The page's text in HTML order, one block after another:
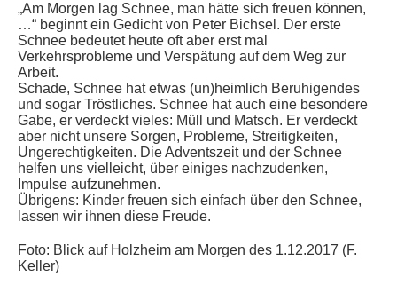
„Am Morgen lag Schnee, man hätte sich freuen können,
…“ beginnt ein Gedicht von Peter Bichsel. Der erste
Schnee bedeutet heute oft aber erst mal
Verkehrsprobleme und Verspätung auf dem Weg zur
Arbeit.
Schade, Schnee hat etwas (un)heimlich Beruhigendes
und sogar Tröstliches. Schnee hat auch eine besondere
Gabe, er verdeckt vieles: Müll und Matsch. Er verdeckt
aber nicht unsere Sorgen, Probleme, Streitigkeiten,
Ungerechtigkeiten. Die Adventszeit und der Schnee
helfen uns vielleicht, über einiges nachzudenken,
Impulse aufzunehmen.
Übrigens: Kinder freuen sich einfach über den Schnee,
lassen wir ihnen diese Freude.
Foto: Blick auf Holzheim am Morgen des 1.12.2017 (F.
Keller)